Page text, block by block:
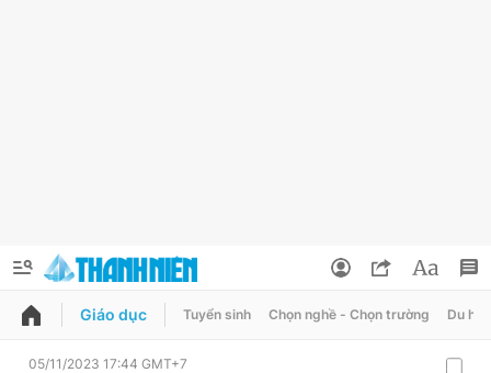
QUẢNG CÁO ĐẶT BÁO
Giáo dục Tuyển sinh Chọn nghề - Chọn trường Du học
05/11/2023 17:44 GMT+7